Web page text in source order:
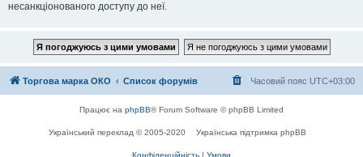
несанкціонованого доступу до неї.
Торгова марка ОКО Список форумів Часовий пояс UTC+03:00
Працює на phpBB® Forum Software © phpBB Limited
Український переклад © 2005-2020 Українська підтримка phpBB
Конфіденційність | Умови